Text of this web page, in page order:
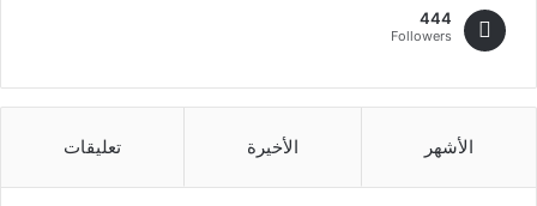
444
Followers
الأشهر الأخيرة تعليقات